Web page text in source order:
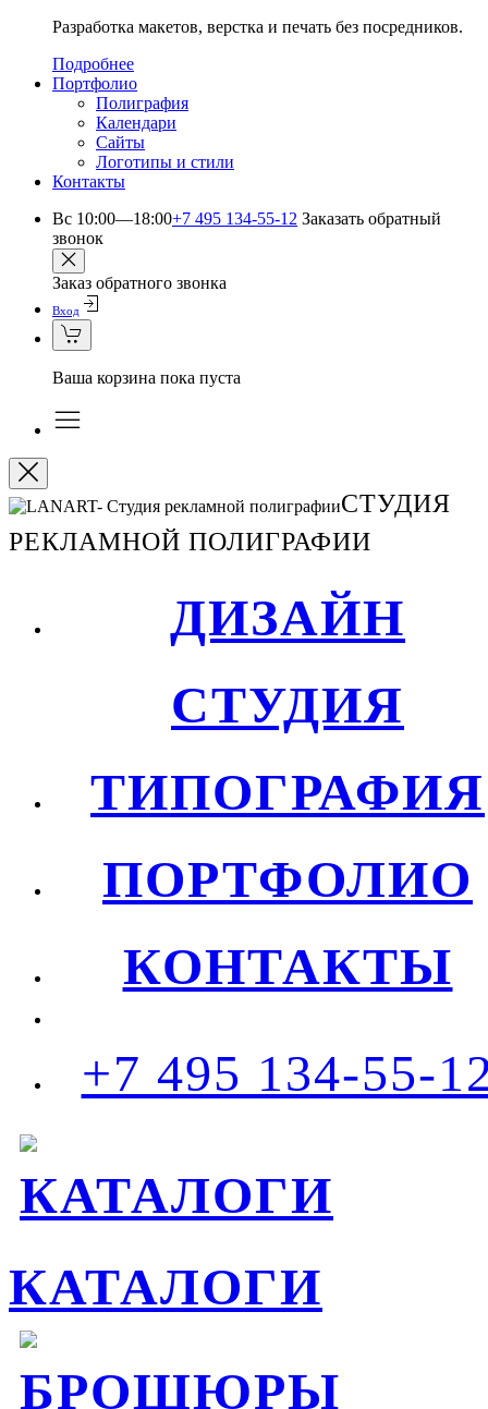
Разработка макетов, верстка и печать без посредников.
Подробнее
Портфолио
Полиграфия
Календари
Сайты
Логотипы и стили
Контакты
Вс 10:00—18:00+7 495 134-55-12 Заказать обратный
звонок
Заказ обратного звонка
Вход
Ваша корзина пока пуста
СТУДИЯ
РЕКЛАМНОЙ ПОЛИГРАФИИ
ДИЗАЙН
СТУДИЯ
ТИПОГРАФИЯ
ПОРТФОЛИО
КОНТАКТЫ
+7 495 134-55-
КАТАЛОГИ